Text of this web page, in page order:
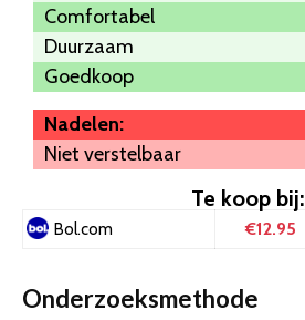
Comfortabel
Duurzaam
Goedkoop
Nadelen:
Niet verstelbaar
Te koop bij:
Bol.com €12.95
Onderzoeksmethode